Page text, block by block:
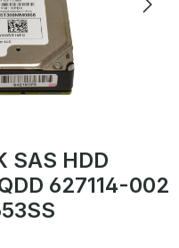
SAS HDD
627114-002